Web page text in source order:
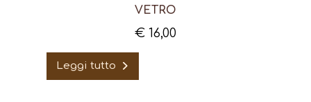
VETRO
€ 16,00
Leggi tutto